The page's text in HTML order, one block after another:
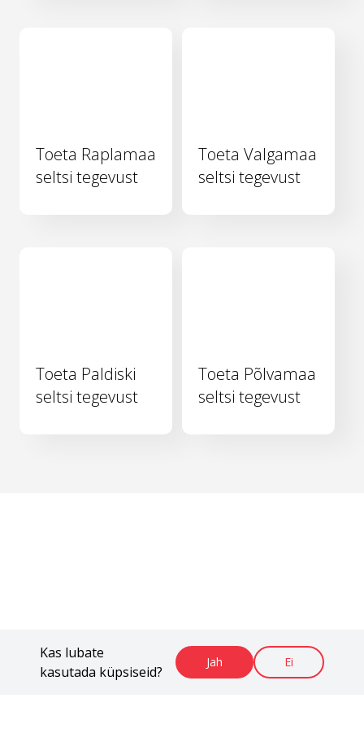
Kas lubate
kasutada küpsiseid?
Jah Ei
Toeta Raplamaa
seltsi tegevust
Toeta Valgamaa
seltsi tegevust
Toeta Paldiski
seltsi tegevust
Toeta Põlvamaa
seltsi tegevust